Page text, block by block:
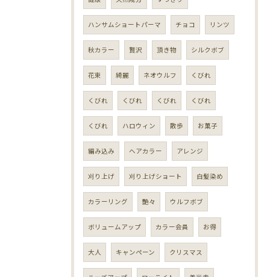
ハンサムショートパーマ チョコ リンツ
秋カラー 贅沢 頂き物 シルクボブ
花束 綺麗 ネオウルフ くびれ
くびれ くびれ くびれ くびれ
くびれ ハロウィン 散歩 お菓子
編み込み ヘアカラー アレンジ
刈り上げ 刈り上げショート 白髪染め
カラーリング 艶々 ウルフボブ
ボリュームアップ カラー会員 お得
大人 キャンペーン クリスマス